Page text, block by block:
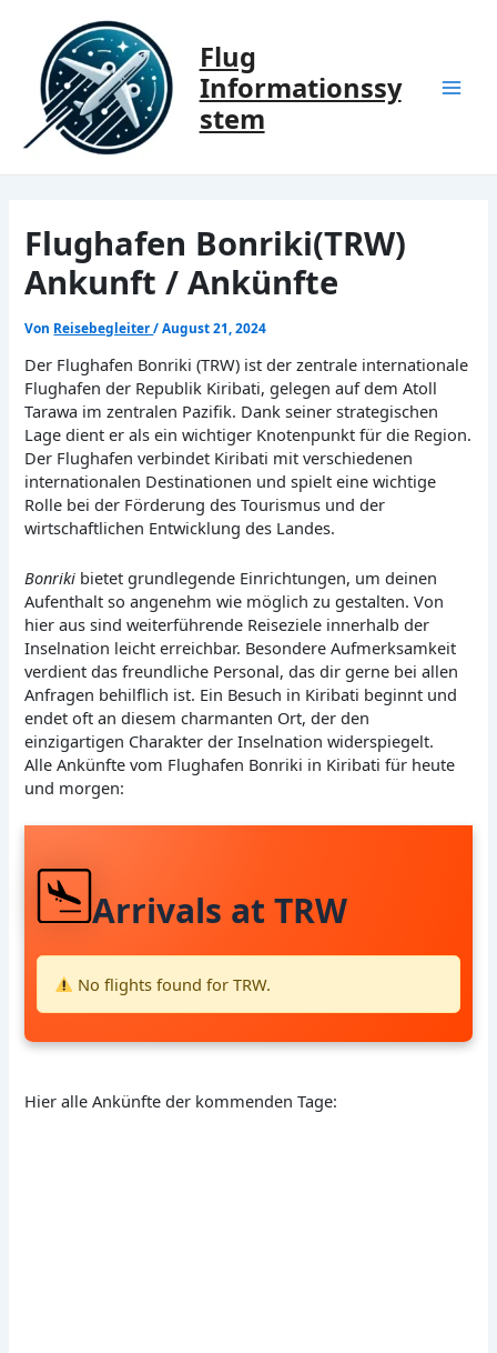
springen
Flug
Informationssy
stem
Flughafen Bonriki(TRW)
Ankunft / Ankünfte
Von Reisebegleiter/August 21, 2024
Der Flughafen Bonriki (TRW) ist der zentrale internationale
Flughafen der Republik Kiribati, gelegen auf dem Atoll
Tarawa im zentralen Pazifik. Dank seiner strategischen
Lage dient er als ein wichtiger Knotenpunkt für die Region.
Der Flughafen verbindet Kiribati mit verschiedenen
internationalen Destinationen und spielt eine wichtige
Rolle bei der Förderung des Tourismus und der
wirtschaftlichen Entwicklung des Landes.
Bonriki bietet grundlegende Einrichtungen, um deinen
Aufenthalt so angenehm wie möglich zu gestalten. Von
hier aus sind weiterführende Reiseziele innerhalb der
Inselnation leicht erreichbar. Besondere Aufmerksamkeit
verdient das freundliche Personal, das dir gerne bei allen
Anfragen behilflich ist. Ein Besuch in Kiribati beginnt und
endet oft an diesem charmanten Ort, der den
einzigartigen Charakter der Inselnation widerspiegelt.
Alle Ankünfte vom Flughafen Bonriki in Kiribati für heute
und morgen:
Arrivals at TRW
No flights found for TRW.
Hier alle Ankünfte der kommenden Tage: